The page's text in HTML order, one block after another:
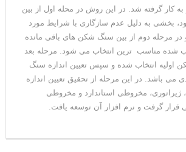
کار گرفته شد. در این روش در محله اول از بین
بخشی به دلیل عدم سازگاری با شرایط مورد
مرحله دوم از بین سنگ شکن های باقی مانده
شده مناسب ترین انتخاب می شود. مرحله بعد
اولیه انتخاب شده و سپس تعیین اندازه سنگ
باشد. در این مرحله از تحقیق تعیین اندازه
مخروطی استاندارد و مخروطی
قرار گرفت و نرم افزار آن توسعه یافت.